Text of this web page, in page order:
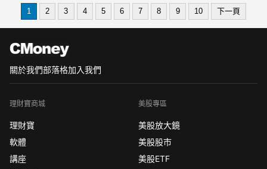
月了，有調停的聲音出來了，週五的紐
1 2 3 4 5 6 7 8 9 10 下一頁
關於我們部落格加入我們
理財寶商城
理財寶
軟體
講座
美股專區
美股放大鏡
美股股市
美股ETF